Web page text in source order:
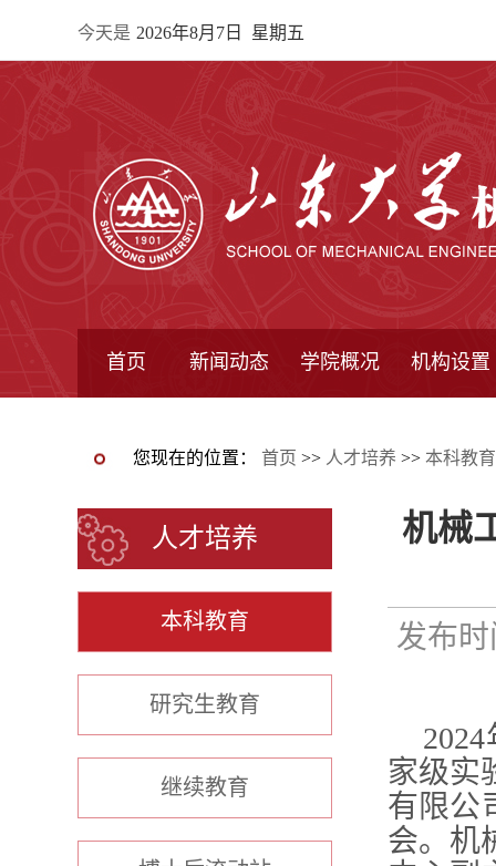
今天是 2026年8月7日 星期五
首页 新闻动态 学院概况 机构设置
您现在的位置： 首页 >> 人才培养 >> 本科教育
人才培养
本科教育
研究生教育
继续教育
机械
发布
家级实
有限公
会。机